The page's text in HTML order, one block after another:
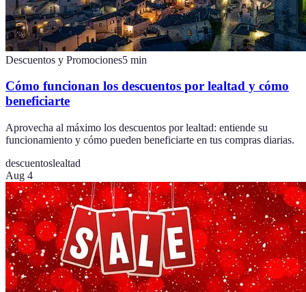
Descuentos y Promociones5 min
Cómo funcionan los descuentos por lealtad y cómo
beneficiarte
Aprovecha al máximo los descuentos por lealtad: entiende su
funcionamiento y cómo pueden beneficiarte en tus compras diarias.
descuentoslealtad
Aug 4